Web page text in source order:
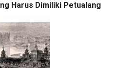
Harus Dimiliki Petualang